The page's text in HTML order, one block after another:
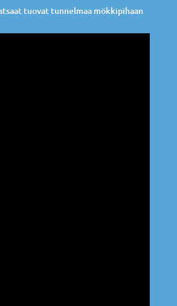
tuovat tunnelmaa mökkipihaan